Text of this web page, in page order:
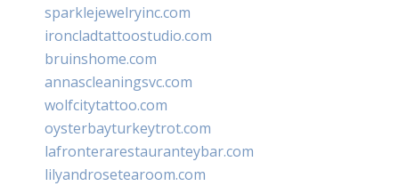
sparklejewelryinc.com
ironcladtattoostudio.com
bruinshome.com
annascleaningsvc.com
wolfcitytattoo.com
oysterbayturkeytrot.com
lafronterarestauranteybar.com
lilyandrosetearoom.com